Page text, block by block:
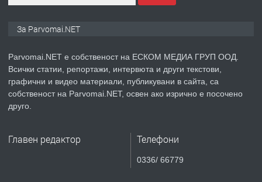
преди 1 година
ПРЕДЛАГА Уроци по Математика
За Parvomai.NET
Parvomai.NET е собственост на ЕСКОМ МЕДИА ГРУП ООД.
Всички статии, репортажи, интервюта и други текстови,
графични и видео материали, публикувани в сайта, са
собственост на Parvomai.NET, освен ако изрично е посочено
друго.
Главен редактор Телефони
0336/ 66779